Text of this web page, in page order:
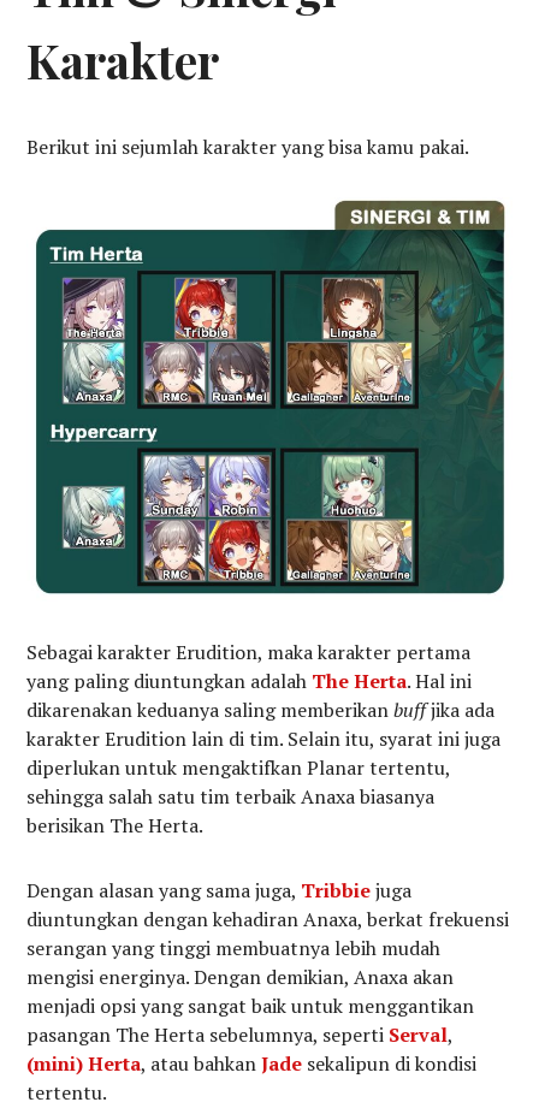
Karakter
Berikut ini sejumlah karakter yang bisa kamu pakai.
Sebagai karakter Erudition, maka karakter pertama
yang paling diuntungkan adalah The Herta. Hal ini
dikarenakan keduanya saling memberikanbuffjika ada
karakter Erudition lain di tim. Selain itu, syarat ini juga
diperlukan untuk mengaktifkan Planar tertentu,
sehingga salah satu tim terbaik Anaxa biasanya
berisikan The Herta.
Dengan alasan yang sama juga, Tribbiejuga
diuntungkan dengan kehadiran Anaxa, berkat frekuensi
serangan yang tinggi membuatnya lebih mudah
mengisi energinya. Dengan demikian, Anaxa akan
menjadi opsi yang sangat baik untuk menggantikan
pasangan The Herta sebelumnya, seperti Serval,
(mini) Herta, atau bahkanJade sekalipun di kondisi
tertentu.